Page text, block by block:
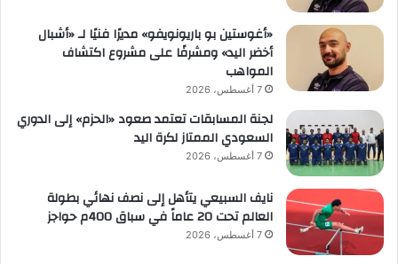
«أغوستين بو باريونويفو» مديرًا فنيًا لـ «أشبال
أخضر اليد» ومشرفًا على مشروع اكتشاف
المواهب
7 أغسطس، 2026
لجنة المسابقات تعتمد صعود «الحزم» إلى الدوري
السعودي الممتاز لكرة اليد
7 أغسطس، 2026
نايف السبيعي يتأهل إلى نصف نهائي بطولة
العالم تحت 20 عاماً في سباق 400م حواجز
7 أغسطس، 2026